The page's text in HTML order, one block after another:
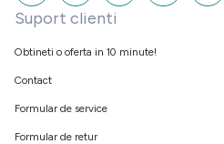
Suport clienti
Obtineti o oferta in 10 minute!
Contact
Formular de service
Formular de retur